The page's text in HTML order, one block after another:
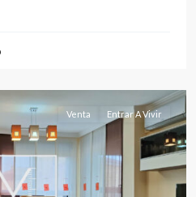
Venta Entrar A Vivir